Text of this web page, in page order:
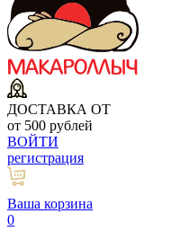
ДОСТАВКА ОТ
от 500 рублей
ВОЙТИ
регистрация
Ваша корзина
0